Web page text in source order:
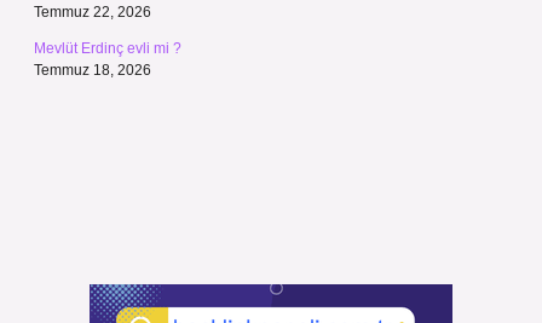
Temmuz 22, 2026
Mevlüt Erdinç evli mi ?
Temmuz 18, 2026